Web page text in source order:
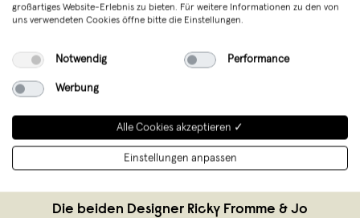
Fromme & Blum,Berlin
verkauft seit September 2018
Die beiden Designer Ricky Fromme & Jo
großartiges Website-Erlebnis zu bieten. Für weitere Informationen zu den von
uns verwendeten Cookies öffne bitte die Einstellungen.
Notwendig Performance
Werbung
Alle Cookies akzeptieren ✓
Einstellungen anpassen